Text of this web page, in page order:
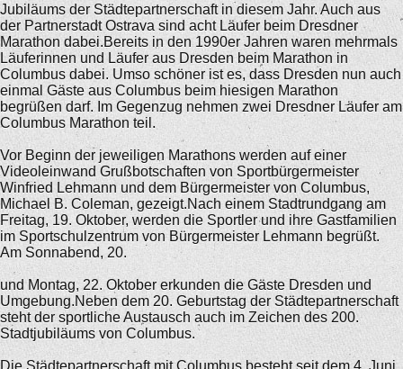
Jubiläums der Städtepartnerschaft in diesem Jahr. Auch aus
der Partnerstadt Ostrava sind acht Läufer beim Dresdner
Marathon dabei.Bereits in den 1990er Jahren waren mehrmals
Läuferinnen und Läufer aus Dresden beim Marathon in
Columbus dabei. Umso schöner ist es, dass Dresden nun auch
einmal Gäste aus Columbus beim hiesigen Marathon
begrüßen darf. Im Gegenzug nehmen zwei Dresdner Läufer am
Columbus Marathon teil.
Vor Beginn der jeweiligen Marathons werden auf einer
Videoleinwand Grußbotschaften von Sportbürgermeister
Winfried Lehmann und dem Bürgermeister von Columbus,
Michael B. Coleman, gezeigt.Nach einem Stadtrundgang am
Freitag, 19. Oktober, werden die Sportler und ihre Gastfamilien
im Sportschulzentrum von Bürgermeister Lehmann begrüßt.
Am Sonnabend, 20.
und Montag, 22. Oktober erkunden die Gäste Dresden und
Umgebung.Neben dem 20. Geburtstag der Städtepartnerschaft
steht der sportliche Austausch auch im Zeichen des 200.
Stadtjubiläums von Columbus.
Die Städtepartnerschaft mit Columbus besteht seit dem 4. Juni